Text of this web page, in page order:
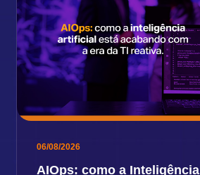
06/08/2026
AIOps: como a Inteligência